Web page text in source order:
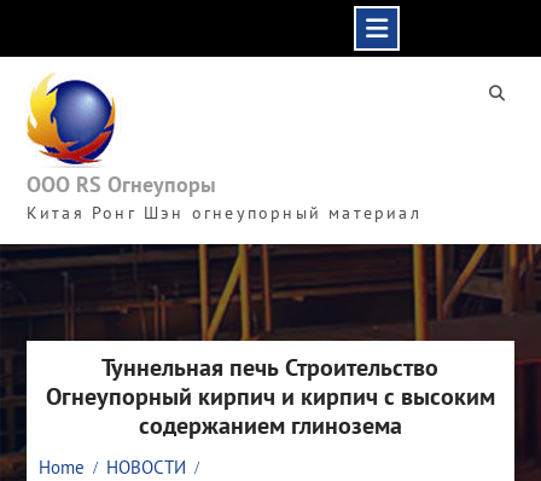
content
ООО RS Огнеупоры
Китая Ронг Шэн огнеупорный материал
Туннельная печь Строительство
Огнеупорный кирпич и кирпич с высоким
содержанием глинозема
Home
НОВОСТИ